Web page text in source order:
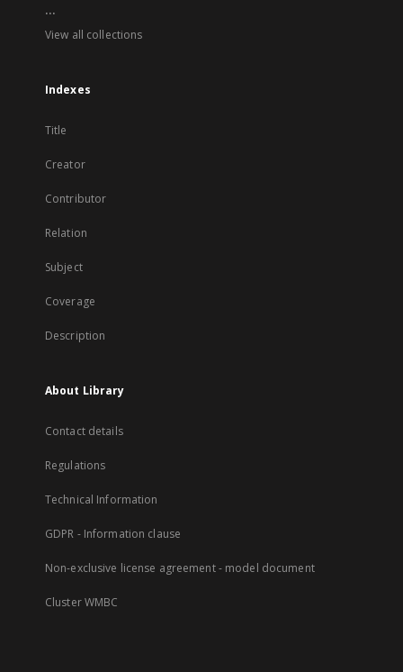
...
View all collections
Indexes
Title
Creator
Contributor
Relation
Subject
Coverage
Description
About Library
Contact details
Regulations
Technical Information
GDPR - Information clause
Non-exclusive license agreement - model document
Cluster WMBC